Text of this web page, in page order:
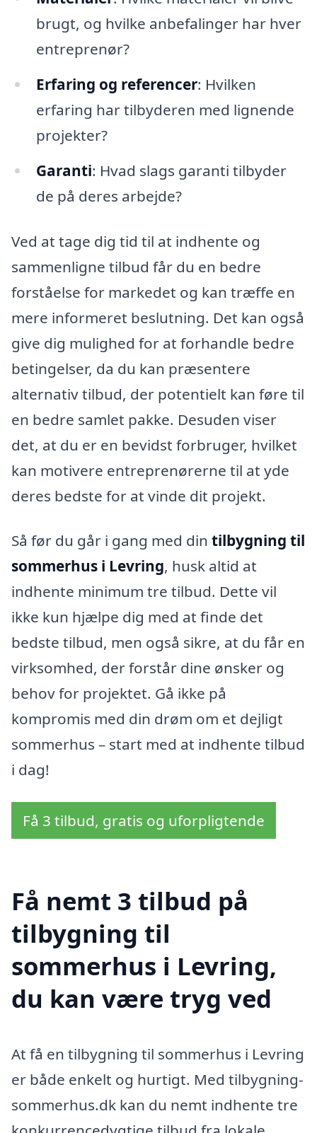
brugt, og hvilke anbefalinger har hver
entreprenør?
Erfaring og referencer: Hvilken
erfaring har tilbyderen med lignende
projekter?
Garanti: Hvad slags garanti tilbyder
de på deres arbejde?
Ved at tage dig tid til at indhente og
sammenligne tilbud får du en bedre
forståelse for markedet og kan træffe en
mere informeret beslutning. Det kan også
give dig mulighed for at forhandle bedre
betingelser, da du kan præsentere
alternativ tilbud, der potentielt kan føre til
en bedre samlet pakke. Desuden viser
det, at du er en bevidst forbruger, hvilket
kan motivere entreprenørerne til at yde
deres bedste for at vinde dit projekt.
Så før du går i gang med din tilbygning til
sommerhus i Levring, husk altid at
indhente minimum tre tilbud. Dette vil
ikke kun hjælpe dig med at finde det
bedste tilbud, men også sikre, at du får en
virksomhed, der forstår dine ønsker og
behov for projektet. Gå ikke på
kompromis med din drøm om et dejligt
sommerhus – start med at indhente tilbud
i dag!
Få 3 tilbud, gratis og uforpligtende
Få nemt 3 tilbud på
tilbygning til
sommerhus i Levring,
du kan være tryg ved
At få en tilbygning til sommerhus i Levring
er både enkelt og hurtigt. Med tilbygning-
sommerhus.dk kan du nemt indhente tre